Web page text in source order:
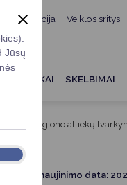
Jūsųpriėmimui
Administracija
Administracinė informacija
Savivaldybės administracijos
Planavimo dokumentai
Korupcijos prevencija
Viešieji pirkimai
Veiklos sritys
SKELBIMAI
Alytaus regiono atliekų
Atnaujinimo data: